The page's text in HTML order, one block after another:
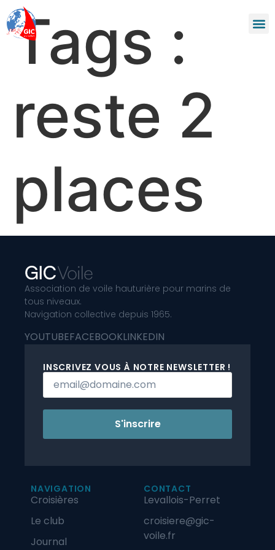
Tags :
reste 2
places
Association de voile hauturière pour marins de
tous niveaux.
Navigation collective depuis 1965.
YOUTUBEFACEBOOKLINKEDIN
INSCRIVEZ VOUS À NOTRE NEWSLETTER !
S'inscrire
NAVIGATION
Croisières
Le club
Journal
CONTACT
Levallois-Perret
croisiere@gic-
voile.fr